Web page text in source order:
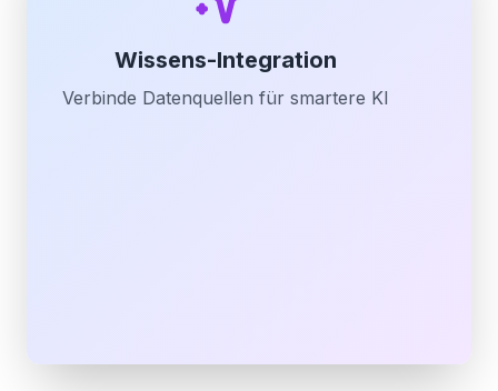
Wissens-Integration
Verbinde Datenquellen für smartere KI